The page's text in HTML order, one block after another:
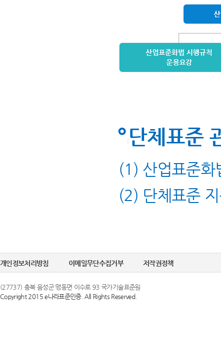
단체표준
(1) 산업표준화
(2) 단체표준
개인정보처리방침 이메일무단수집거부 저작권정책
(27737) 충북 음성군 맹동면 이수로 93 국가기술표준원
Copyright 2015 e나라표준인증. All Rights Reserved.